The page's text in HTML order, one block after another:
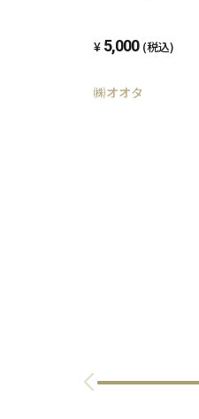
5,000 (税込)
㈱オオタ